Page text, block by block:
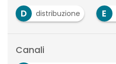
D
distribuzione E
Canali